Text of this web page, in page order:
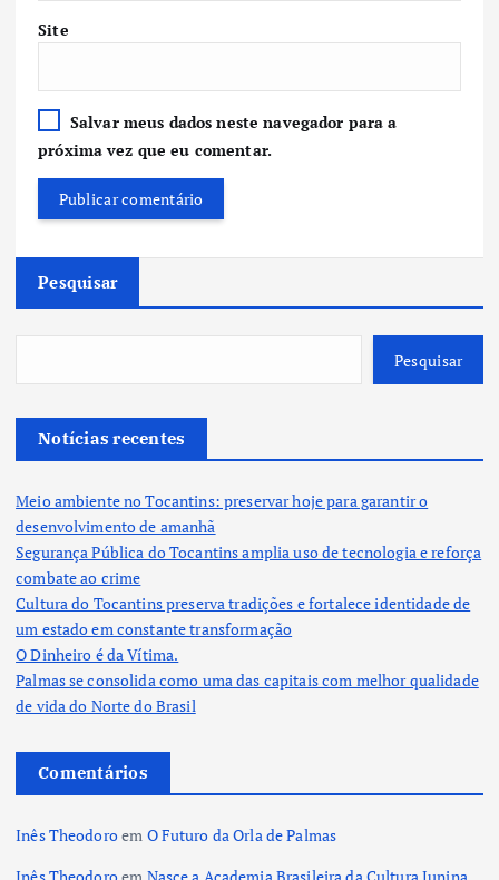
Site
Salvar meus dados neste navegador para a
próxima vez que eu comentar.
Pesquisar
Pesquisar
Notícias recentes
Meio ambiente no Tocantins: preservar hoje para garantir o
desenvolvimento de amanhã
Segurança Pública do Tocantins amplia uso de tecnologia e reforça
combate ao crime
Cultura do Tocantins preserva tradições e fortalece identidade de
um estado em constante transformação
O Dinheiro é da Vítima.
Palmas se consolida como uma das capitais com melhor qualidade
de vida do Norte do Brasil
Comentários
Inês Theodoroem O Futuro da Orla de Palmas